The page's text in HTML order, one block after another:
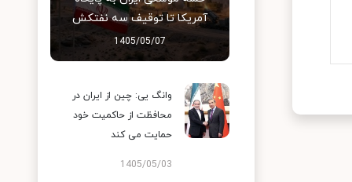
آمریکا تا توقیف سه نفتکش
1405/05/07
وانگ یی: چین از ایران در
محافظت از حاکمیت خود
حمایت می کند
1405/05/03